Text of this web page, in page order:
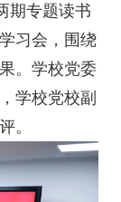
期专题读书
习会，围绕
。学校党委
学校党校副
。